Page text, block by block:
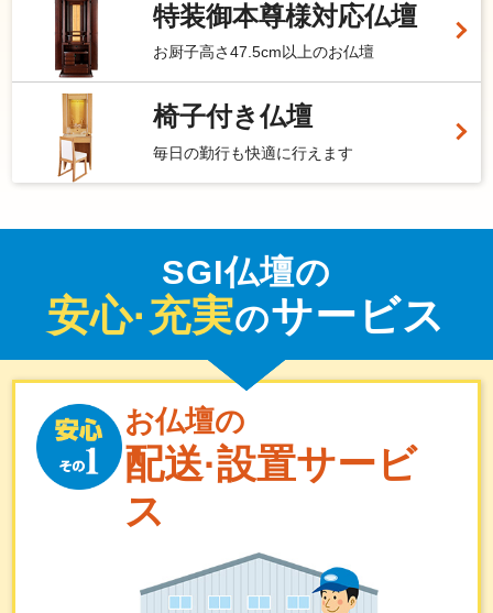
特装御本尊様対応仏壇
お厨子高さ47.5cm以上のお仏壇
椅子付き仏壇
毎日の勤行も快適に行えます
SGI仏壇の
安心·充実のサービス
お仏壇の
配送·設置サービ
ス